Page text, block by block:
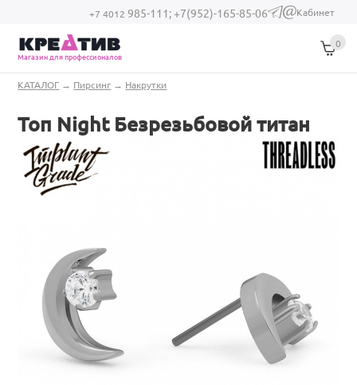
Перейти к основному содержанию
+7 4012 985-111;+7(952)-165-85-06
(link sends e-
Кабинет
Магазин для профессионалов
0
Вы здесь
КАТАЛОГ → Пирсинг → Накрутки
Топ Night Безрезьбовой титан